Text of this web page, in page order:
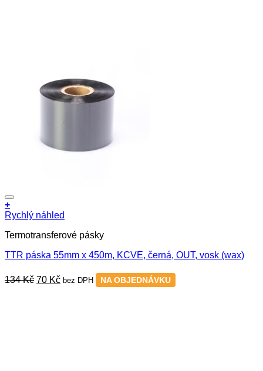
+
Rychlý náhled
Termotransferové pásky
TTR páska 55mm x 450m, KCVE, černá, OUT, vosk (wax)
134Kč
Původní
cena
70 Kč
cena
bez DPH NA OBJEDNÁVKU